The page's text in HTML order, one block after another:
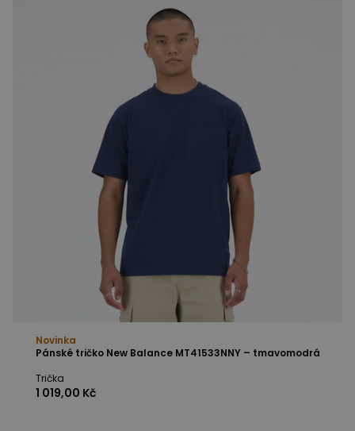
Novinka
Pánské tričko New Balance MT41533NNY – tmavomodrá
Trička
1 019,00 Kč